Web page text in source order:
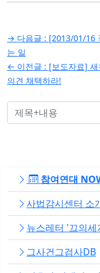
글
탐
색
→ 다음글 : [2013/01/16
는 일
← 이전글 : [보도자료]
의견 채택하라!
참여연대
사법감시센터 소
뉴스레터 '끄의세
그사건그검사DB